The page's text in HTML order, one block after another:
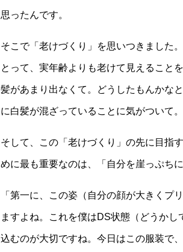
思ったんです。
そこで「老けづくり」を思いつきました
とって、実年齢よりも老けて見えること
髪があまり出なくて。どうしたもんかな
に白髪が混ざっていることに気がついて
そして、この「老けづくり」の先に目指
めに最も重要なのは、「自分を崖っぷち
「第一に、この姿（自分の顔が大きくプ
ますよね。これを僕はDS状態（どうか
込むのが大切ですね。今日はこの服装で